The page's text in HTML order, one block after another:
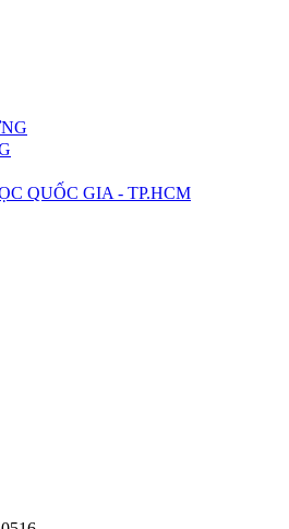
QUỐC GIA - TP.HCM